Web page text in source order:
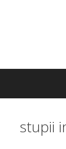
stupii